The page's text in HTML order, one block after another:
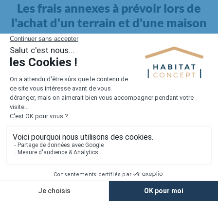
Les frais annexes à prévoir lors de
l'achat d'un terrain et d'une maison
Il faut également intégrer à votre budget, les
pour la maison. Outre l'achat du terrain et la construction, il
faut prendre en compte la viabilisation si elle n'est pas
proposée par le constructeur. Les frais de raccordements et les
taxes éventuelles coûtent entre 5 000 et 15 000 euros selon la
localisation du terrain et son accès.
Quant auxfrais de notaire
Lorsque vous vous tournez vers une maison existante, il sera
nécessaire de faire des travaux de rénovation. Ceux-ci sont
souvent coûteux et doivent être ajoutés au prix de l'achat